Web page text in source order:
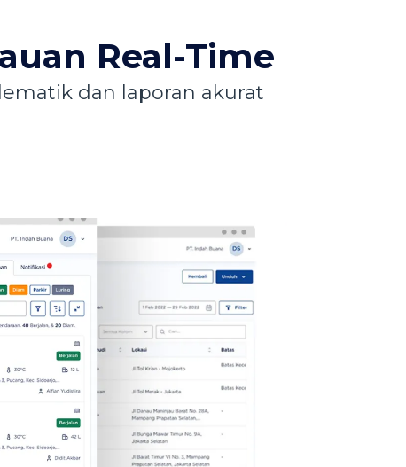
Real-Time
dan laporan akurat